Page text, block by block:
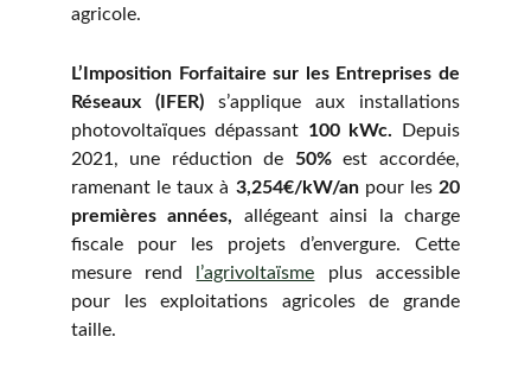
agricole.
L’Imposition Forfaitaire sur les Entreprises de
Réseaux (IFER) s’applique aux installations
photovoltaïques dépassant 100 kWc. Depuis
2021, une réduction de 50%est accordée,
ramenant le taux à 3,254€/kW/anpour les 20
premières années, allégeant ainsi la charge
fiscale pour les projets d’envergure. Cette
mesure rend
l’agrivoltaïsme plus accessible
pour les exploitations agricoles de grande
taille.